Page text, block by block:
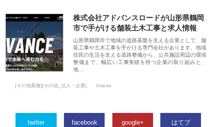
株式会社アドバンスロードが山形県鶴岡
市で手がける舗装土木工事と求人情報
山形県鶴岡市で地域の道路基盤を支える企業として、舗
装工事や土木工事を手がける専門会社があります。地域
住民の生活を支える道路整備から、公共施設周辺の環境
整備まで、幅広い工事実績を持つ企業の取り組みと、
地…
[その他業種][その他_法人・企業] 0views
twitter facebook google+ はてブ